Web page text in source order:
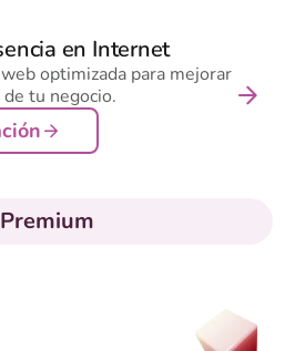
Premium
en Internet
optimizada para mejorar
tu negocio.